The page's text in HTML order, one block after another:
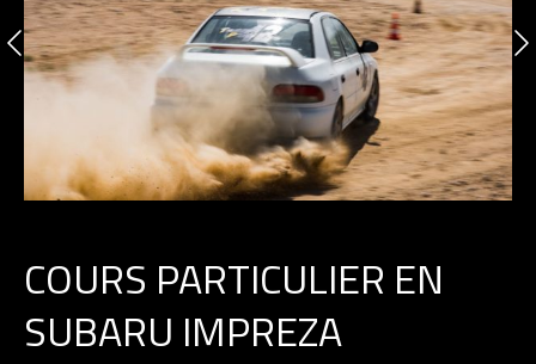
COURS PARTICULIER EN
SUBARU IMPREZA